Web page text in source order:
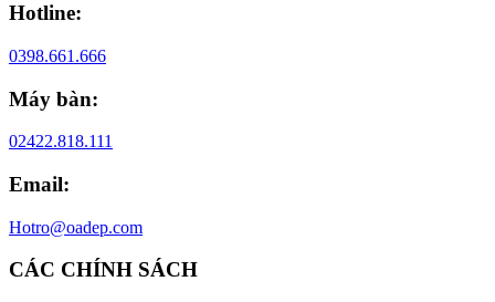
Hotline:
0398.661.666
Máy bàn:
02422.818.111
Email:
Hotro@oadep.com
CÁC CHÍNH SÁCH